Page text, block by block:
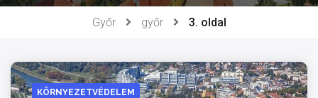
Győr győr 3. oldal
KÖRNYEZETVÉDELEM